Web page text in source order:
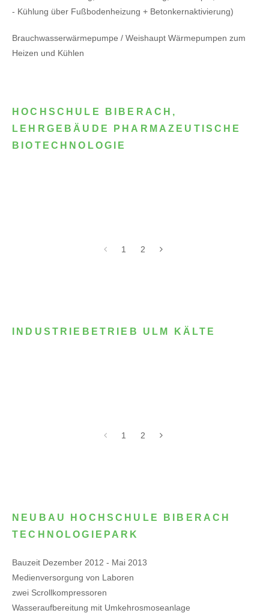
- Kühlung über Fußbodenheizung + Betonkernaktivierung)
Brauchwasserwärmepumpe / Weishaupt Wärmepumpen zum
Heizen und Kühlen
HOCHSCHULE BIBERACH,
LEHRGEBÄUDE PHARMAZEUTISCHE
BIOTECHNOLOGIE
1 2
INDUSTRIEBETRIEB ULM KÄLTE
1 2
NEUBAU HOCHSCHULE BIBERACH
TECHNOLOGIEPARK
Bauzeit Dezember 2012 - Mai 2013
Medienversorgung von Laboren
zwei Scrollkompressoren
Wasseraufbereitung mit Umkehrosmoseanlage